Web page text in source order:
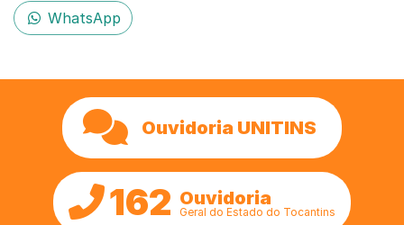
WhatsApp
Ouvidoria UNITINS
162 Ouvidoria
Geral do Estado do Tocantins